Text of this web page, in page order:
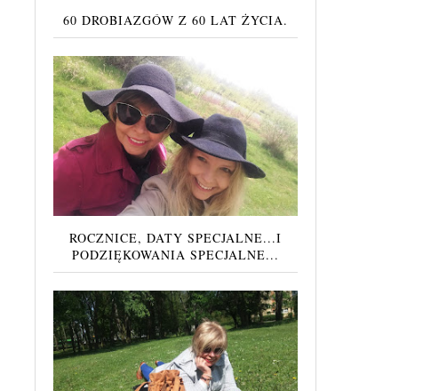
60 DROBIAZGÓW Z 60 LAT ŻYCIA.
ROCZNICE, DATY SPECJALNE...I
PODZIĘKOWANIA SPECJALNE...